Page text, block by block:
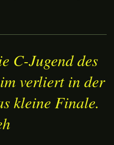
C-Jugend des
verliert in der
kleine Finale.